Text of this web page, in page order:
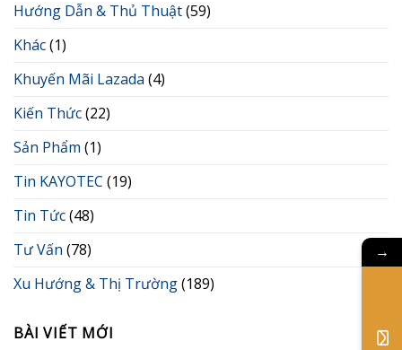
Hướng Dẫn & Thủ Thuật(59)
Khác(1)
Khuyến Mãi Lazada (4)
Kiến Thức(22)
Sản Phẩm (1)
Tin KAYOTEC (19)
Tin Tức(48)
Tư Vấn (78)
Xu Hướng & Thị Trường(189)
BÀI VIẾT MỚI
→